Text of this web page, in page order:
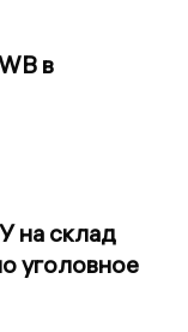
в
на склад
уголовное